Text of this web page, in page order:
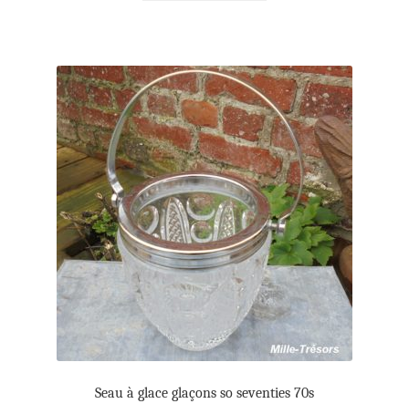
Seau à glace glaçons so seventies 70s